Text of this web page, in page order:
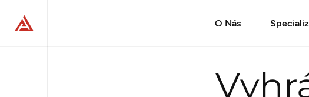
O Nás